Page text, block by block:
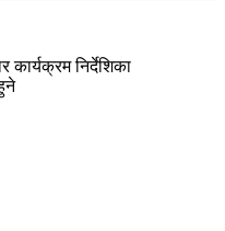
कार्यक्रम निर्देशिका